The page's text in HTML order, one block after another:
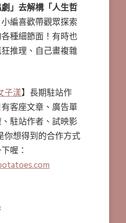
」去解構「人生哲
小編喜歡帶觀眾探索
種細節面！有時也
推理、自己畫複雜
子漾】長期駐站作
客座文章、廣告單
駐站作者、試映影
你想得到的合作方式
喔：